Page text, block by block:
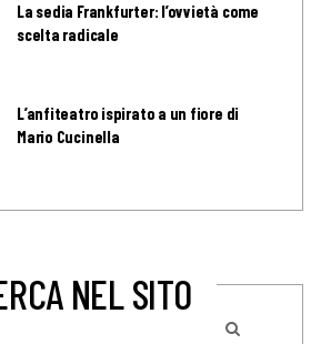
La sedia Frankfurter: l’ovvietà come
scelta radicale
L’anfiteatro ispirato a un fiore di
Mario Cucinella
NEL SITO